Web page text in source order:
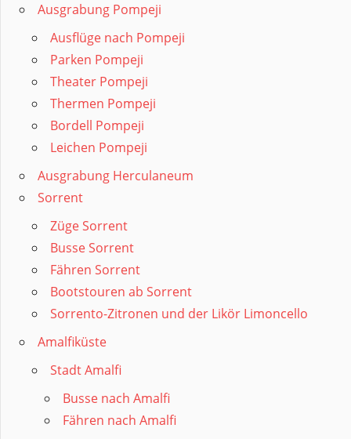
Ausgrabung Pompeji
Ausflüge nach Pompeji
Parken Pompeji
Theater Pompeji
Thermen Pompeji
Bordell Pompeji
Leichen Pompeji
Ausgrabung Herculaneum
Sorrent
Züge Sorrent
Busse Sorrent
Fähren Sorrent
Bootstouren ab Sorrent
Sorrento-Zitronen und der Likör Limoncello
Amalfiküste
Stadt Amalfi
Busse nach Amalfi
Fähren nach Amalfi